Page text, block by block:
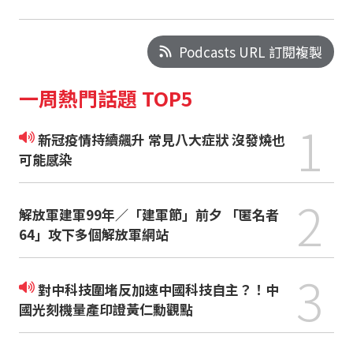
Podcasts URL 訂閱複製
一周熱門話題 TOP5
新冠疫情持續飆升 常見八大症狀 沒發燒也
可能感染
1
解放軍建軍99年／「建軍節」前夕 「匿名者
64」攻下多個解放軍網站
2
對中科技圍堵反加速中國科技自主？！中
國光刻機量產印證黃仁勳觀點
3